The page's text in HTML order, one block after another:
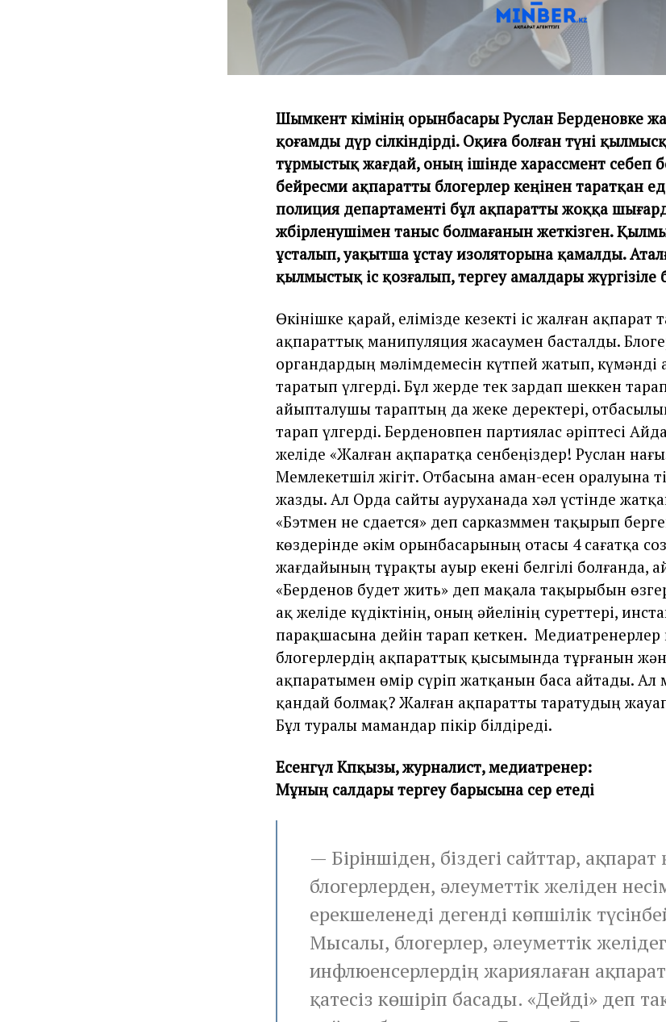
Шымкент әкімінің орынбасары Руслан Берденовке
қоғамды дүр сілкіндірді. Оқиға болған түні
тұрмыстық жағдай, оның ішінде харассмент себеп
бейресми ақпаратты блогерлер кеңінен таратқан
полиция департаменті бұл ақпаратты жоққа
жәбірленушімен таныс болмағанын жеткізген.
ұсталып, уақытша ұстау изоляторына қамалды.
қылмыстық іс қозғалып, тергеу амалдары жүргізіле
Өкінішке қарай, елімізде кезекті іс жалған ақпарат
ақпараттық манипуляция жасаумен басталды.
органдардың мәлімдемесін күтпей жатып, күмәнді
таратып үлгерді. Бұл жерде тек зардап шеккен
айыпталушы тараптың да жеке деректері,
тарап үлгерді. Берденовпен партиялас әріптесі
желіде «Жалған ақпаратқа сенбеңіздер! Руслан
Мемлекетшіл жігіт. Отбасына аман-есен оралуына
жазды. Ал Орда сайты ауруханада хәл үстінде
«Бэтмен не сдается» деп сарказммен тақырып
көздерінде әкім орынбасарының отасы 4 сағатқа
жағдайының тұрақты ауыр екені белгілі болғанда,
«Берденов будет жить» деп мақала тақырыбын
ақ желіде күдіктінің, оның әйелінің суреттері,
парақшасына дейін тарап кеткен. Медиатренерлер
блогерлердің ақпараттық қысымында тұрғанын
ақпаратымен өмір сүріп жатқанын баса айтады.
қандай болмақ? Жалған ақпаратты таратудың
Бұл туралы мамандар пікір білдіреді.
Есенгүл Кәпқызы, журналист, медиатренер:
Мұның салдары тергеу барысына әсер етеді
— Біріншіден, біздегі сайттар,
блогерлерден, әлеуметтік желіден
ерекшеленеді дегенді көпшілік
Мысалы, блогерлер, әлеуметтік
инфлюенсерлердің жариялаған
қатесіз көшіріп басады. «Дейді» деп